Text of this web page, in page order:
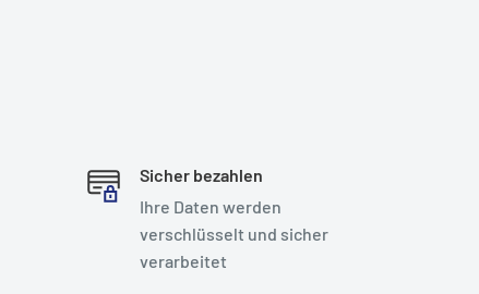
Sicher bezahlen
Ihre Daten werden
verschlüsselt und sicher
verarbeitet